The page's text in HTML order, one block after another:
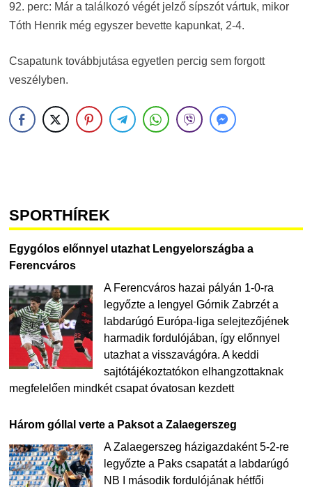
92. perc: Már a találkozó végét jelző sípszót vártuk, mikor
Tóth Henrik még egyszer bevette kapunkat, 2-4.
Csapatunk továbbjutása egyetlen percig sem forgott
veszélyben.
SPORTHÍREK
Egygólos előnnyel utazhat Lengyelországba a
Ferencváros
A Ferencváros hazai pályán 1-0-ra
legyőzte a lengyel Górnik Zabrzét a
labdarúgó Európa-liga selejtezőjének
harmadik fordulójában, így előnnyel
utazhat a visszavágóra. A keddi
sajtótájékoztatókon elhangzottaknak
megfelelően mindkét csapat óvatosan kezdett
Három góllal verte a Paksot a Zalaegerszeg
A Zalaegerszeg házigazdaként 5-2-re
legyőzte a Paks csapatát a labdarúgó
NB I második fordulójának hétfői